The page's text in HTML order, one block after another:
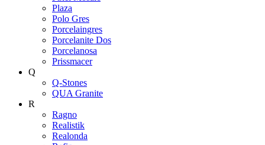
Plaza
Polo Gres
Porcelaingres
Porcelanite Dos
Porcelanosa
Prissmacer
Q
Q-Stones
QUA Granite
R
Ragno
Realistik
Realonda